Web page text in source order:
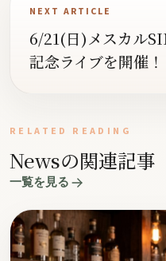
NEXT ARTICLE
6/21(日)メスカル
記念ライブを開催！
RELATED READING
Newsの関連記事
一覧を見る